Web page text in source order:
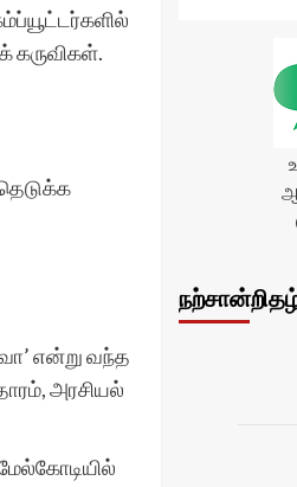
கருவிகள்.
என்று வந்த
அரசியல்